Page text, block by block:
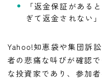
「返金保証がある
ぎて返金されない」
Yahoo!知恵袋や集団訴
者の悲痛な叫びが確認
な投資家であり、参加